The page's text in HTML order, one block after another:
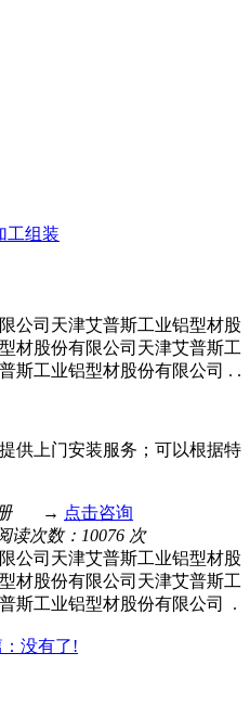
工组装
公司天津艾普斯工业铝型材股
材股份有限公司天津艾普斯工
斯工业铝型材股份有限公司 . .
供上门安装服务；可以根据特
册 → 点击咨询
读次数：10076 次
公司天津艾普斯工业铝型材股
材股份有限公司天津艾普斯工
斯工业铝型材股份有限公司 .
没有了!